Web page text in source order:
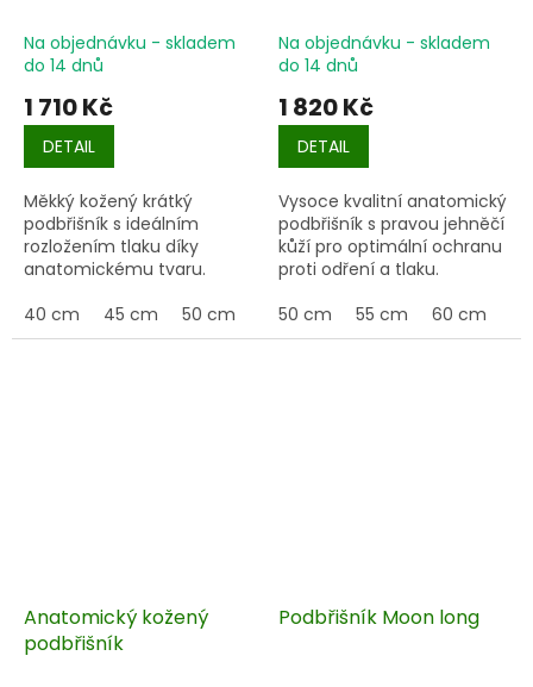
Na objednávku - skladem
do 14 dnů
1 710 Kč
DETAIL
Měkký kožený krátký
podbřišník s ideálním
rozložením tlaku díky
anatomickému tvaru.
40 cm
45 cm 50 cm 55 cm 60 cm 65 cm
Na objednávku - skladem
do 14 dnů
1 820 Kč
DETAIL
Vysoce kvalitní anatomický
podbřišník s pravou jehněčí
kůží pro optimální ochranu
proti odření a tlaku.
50 cm
55 cm 60 cm
Anatomický kožený
podbřišník
Podbřišník Moon long